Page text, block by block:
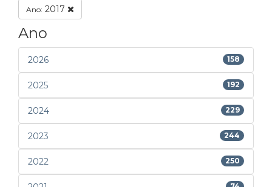
Ano: 2017
Ano
2026 158
2025 192
2024 229
2023 244
2022 250